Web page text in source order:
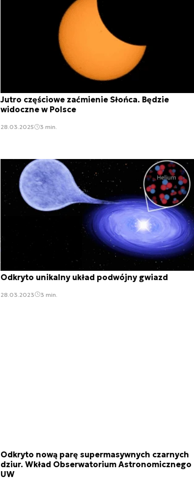
Jutro częściowe zaćmienie Słońca. Będzie
widoczne w Polsce
28.03.2025 3 min.
Odkryto unikalny układ podwójny gwiazd
28.03.2023 3 min.
Odkryto nową parę supermasywnych czarnych
dziur. Wkład Obserwatorium Astronomicznego
UW